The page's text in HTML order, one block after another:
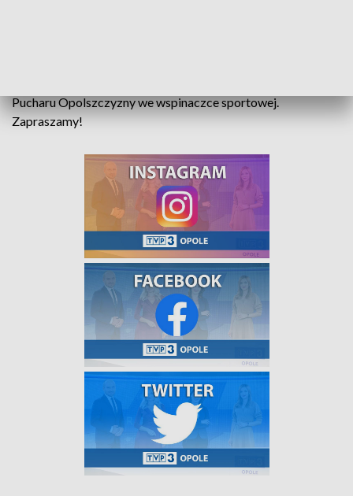
Pucharu Opolszczyzny we wspinaczce sportowej.
Zapraszamy!